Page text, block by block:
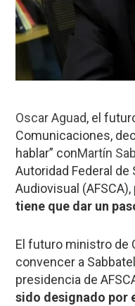
Oscar Aguad, el
Comunicaciones,
hablar” conMartín
Autoridad Federal
Audiovisual
tiene que dar un
El futuro ministro de
convencer a
presidencia de
sido designado por